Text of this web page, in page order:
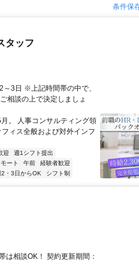
条件保
タッフ
3日 ※上記時間帯の中で、
相談の上で決定しましょ
。 人事コンサルティング領
ィス全般および対外インフ
迎
週1シフト提出
ート 午前
経験者歓迎
2・3日からOK シフト制
は相談OK！ 契約更新期間：